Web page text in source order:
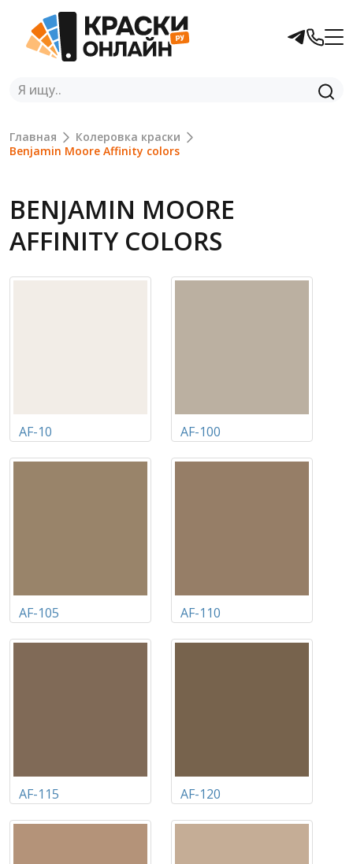
Главная
Колеровка краски
Benjamin Moore Affinity colors
BENJAMIN MOORE
AFFINITY COLORS
AF-10 AF-100
AF-105 AF-110
AF-115 AF-120